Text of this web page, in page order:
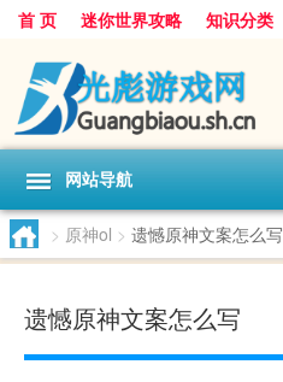
首 页 迷你世界攻略 知识分类
网站导航
> 原神ol > 遗憾原神文案怎么写
遗憾原神文案怎么写